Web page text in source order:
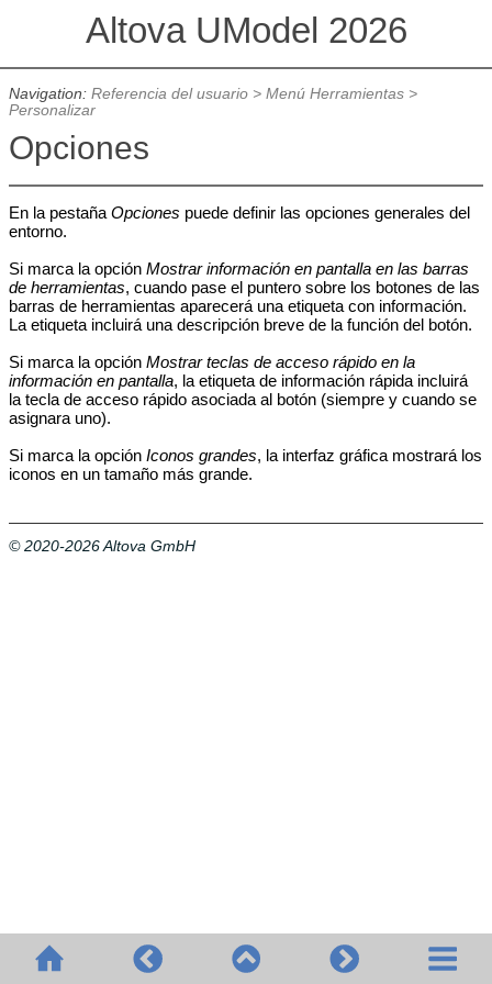
Altova UModel 2026
Navigation: Referencia del usuario> Menú Herramientas>
Personalizar
Opciones
En la pestaña Opciones puede definir las opciones generales del
entorno.
Si marca la opción Mostrar información en pantalla en las barras
de herramientas, cuando pase el puntero sobre los botones de las
barras de herramientas aparecerá una etiqueta con información.
La etiqueta incluirá una descripción breve de la función del botón.
Si marca la opción Mostrar teclas de acceso rápido en la
información en pantalla, la etiqueta de información rápida incluirá
la tecla de acceso rápido asociada al botón (siempre y cuando se
asignara uno).
Si marca la opción Iconos grandes, la interfaz gráfica mostrará los
iconos en un tamaño más grande.
© 2020-2026 Altova GmbH